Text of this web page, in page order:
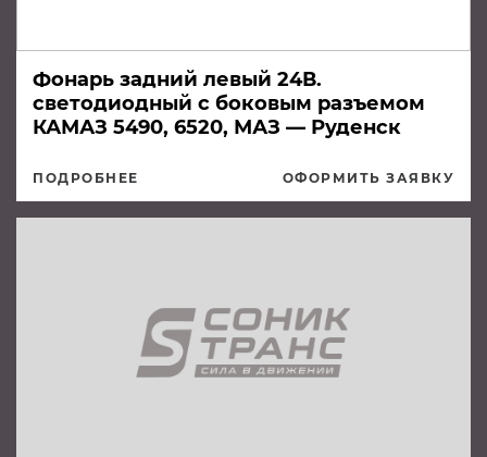
Фонарь задний левый 24В.
светодиодный с боковым разъемом
КАМАЗ 5490, 6520, МАЗ — Руденск
ПОДРОБНЕЕ ОФОРМИТЬ ЗАЯВКУ